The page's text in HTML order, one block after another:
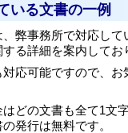
いる文書の一例
弊事務所で対応して
る詳細を案内してお
応可能ですので、お
どの文書も全て1文
発行は無料です。